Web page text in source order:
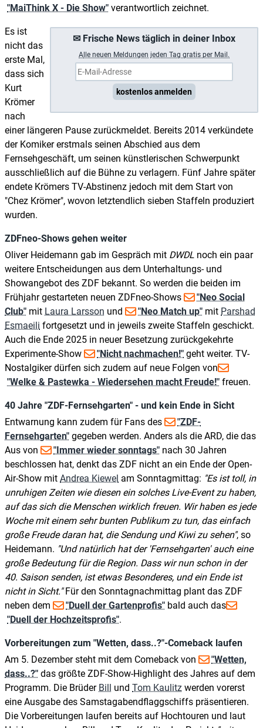
"MaiThink X - Die Show" verantwortlich zeichnet.
✉ Frische News täglich in deiner Inbox
Alle neuen Meldungen jeden Tag gratis per Mail.
kostenlos anmelden
Es ist
nicht das
erste Mal,
dass sich
Kurt
Krömer
nach
einer längeren Pause zurückmeldet. Bereits 2014 verkündete
der Komiker erstmals seinen Abschied aus dem
Fernsehgeschäft, um seinen künstlerischen Schwerpunkt
ausschließlich auf die Bühne zu verlagern. Fünf Jahre später
endete Krömers TV-Abstinenz jedoch mit dem Start von
"Chez Krömer", wovon letztendlich sieben Staffeln produziert
wurden.
ZDFneo-Shows gehen weiter
Oliver Heidemann gab im Gespräch mit DWDL noch ein paar
weitere Entscheidungen aus dem Unterhaltungs- und
Showangebot des ZDF bekannt. So werden die beiden im
Frühjahr gestarteten neuen ZDFneo-Shows
"Neo Social
Club" mit Laura Larsson und "Neo Match up" mit Parshad
Esmaeili fortgesetzt und in jeweils zweite Staffeln geschickt.
Auch die Ende 2025 in neuer Besetzung zurückgekehrte
Experimente-Show
"Nicht nachmachen!" geht weiter. TV-
Nostalgiker dürfen sich zudem auf neue Folgen von
"Welke & Pastewka - Wiedersehen macht Freude!" freuen.
40 Jahre "ZDF-Fernsehgarten" - und kein Ende in Sicht
Entwarnung kann zudem für Fans des
"ZDF-
Fernsehgarten" gegeben werden. Anders als die ARD, die das
Aus von
"Immer wieder sonntags" nach 30 Jahren
beschlossen hat, denkt das ZDF nicht an ein Ende der Open-
Air-Show mit Andrea Kiewel am Sonntagmittag: Es ist toll, in
unruhigen Zeiten wie diesen ein solches Live-Event zu haben,
auf das sich die Menschen wirklich freuen. Wir haben es jede
Woche mit einem sehr bunten Publikum zu tun, das einfach
große Freude daran hat, die Sendung und Kiwi zu sehen , so
Heidemann. Und natürlich hat der 'Fernsehgarten' auch eine
große Bedeutung für die Region. Dass wir nun schon in der
40. Saison senden, ist etwas Besonderes, und ein Ende ist
nicht in Sicht. Für den Sonntagnachmittag plant das ZDF
neben dem
"Duell der Gartenprofis" bald auch das
"Duell der Hochzeitsprofis".
Vorbereitungen zum "Wetten, dass..?"-Comeback laufen
Am 5. Dezember steht mit dem Comeback von
"Wetten,
dass..?" das größte ZDF-Show-Highlight des Jahres auf dem
Programm. Die Brüder Bill und Tom Kaulitz werden vorerst
eine Ausgabe des Samstagabendflaggschiffs präsentieren.
Die Vorbereitungen laufen bereits auf Hochtouren und laut